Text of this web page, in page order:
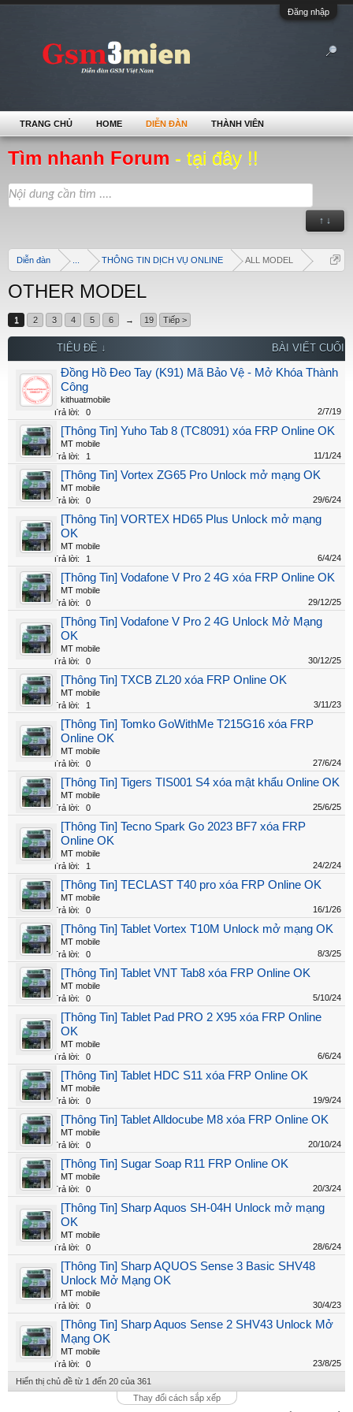
Đăng nhập
Tìm nhanh Forum - tại đây !!
↑ ↓
Diễn đàn THÔNG TIN DỊCH VỤ ONLINE ALL MODEL
OTHER MODEL
1 2 3 4 5 6 → 19 Tiếp >
TIÊU ĐỀ ↓ BÀI VIẾT CUỐI
Đồng Hồ Đeo Tay (K91) Mã Bảo Vệ - Mở Khóa Thành
Công
kithuatmobile
Trả lời:
0 2/7/19
[Thông Tin] Yuho Tab 8 (TC8091) xóa FRP Online OK
MT mobile
Trả lời:
1 11/1/24
[Thông Tin] Vortex ZG65 Pro Unlock mở mạng OK
MT mobile
Trả lời:
0 29/6/24
[Thông Tin] VORTEX HD65 Plus Unlock mở mạng
OK
MT mobile
Trả lời:
1 6/4/24
[Thông Tin] Vodafone V Pro 2 4G xóa FRP Online OK
MT mobile
Trả lời:
0 29/12/25
[Thông Tin] Vodafone V Pro 2 4G Unlock Mở Mạng
OK
MT mobile
Trả lời:
0 30/12/25
[Thông Tin] TXCB ZL20 xóa FRP Online OK
MT mobile
Trả lời:
1 3/11/23
[Thông Tin] Tomko GoWithMe T215G16 xóa FRP
Online OK
MT mobile
Trả lời:
0 27/6/24
[Thông Tin] Tigers TIS001 S4 xóa mật khẩu Online OK
MT mobile
Trả lời:
0 25/6/25
[Thông Tin] Tecno Spark Go 2023 BF7 xóa FRP
Online OK
MT mobile
Trả lời:
1 24/2/24
[Thông Tin] TECLAST T40 pro xóa FRP Online OK
MT mobile
Trả lời:
0 16/1/26
[Thông Tin] Tablet Vortex T10M Unlock mở mạng OK
MT mobile
Trả lời:
0 8/3/25
[Thông Tin] Tablet VNT Tab8 xóa FRP Online OK
MT mobile
Trả lời:
0 5/10/24
[Thông Tin] Tablet Pad PRO 2 X95 xóa FRP Online
OK
MT mobile
Trả lời:
0 6/6/24
[Thông Tin] Tablet HDC S11 xóa FRP Online OK
MT mobile
Trả lời:
0 19/9/24
[Thông Tin] Tablet Alldocube M8 xóa FRP Online OK
MT mobile
Trả lời:
0 20/10/24
[Thông Tin] Sugar Soap R11 FRP Online OK
MT mobile
Trả lời:
0 20/3/24
[Thông Tin] Sharp Aquos SH-04H Unlock mở mạng
OK
MT mobile
Trả lời:
0 28/6/24
[Thông Tin] Sharp AQUOS Sense 3 Basic SHV48
Unlock Mở Mạng OK
MT mobile
Trả lời:
0 30/4/23
[Thông Tin] Sharp Aquos Sense 2 SHV43 Unlock Mở
Mạng OK
MT mobile
Trả lời:
0
23/8/25
Hiển thị chủ đề từ 1 đến 20 của 361
Thay đổi cách sắp xếp
TRANG CHỦ HOME DIỄN ĐÀN THÀNH VIÊN